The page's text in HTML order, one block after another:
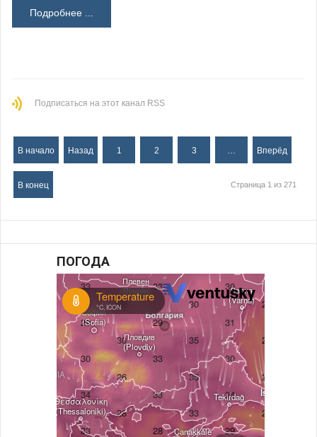
Подробнее ...
Подписаться на этот канал RSS
В начало Назад 1 2 3 Вперёд
В конец Страница 1 из 271
ПОГОДА